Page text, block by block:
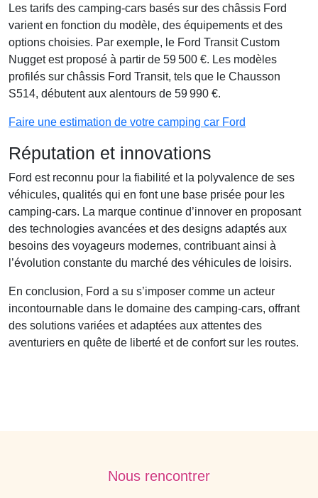
Les tarifs des camping-cars basés sur des châssis Ford
varient en fonction du modèle, des équipements et des
options choisies. Par exemple, le Ford Transit Custom
Nugget est proposé à partir de 59 500 €. Les modèles
profilés sur châssis Ford Transit, tels que le Chausson
S514, débutent aux alentours de 59 990 €.
Faire une estimation de votre camping car Ford
Réputation et innovations
Ford est reconnu pour la fiabilité et la polyvalence de ses
véhicules, qualités qui en font une base prisée pour les
camping-cars. La marque continue d’innover en proposant
des technologies avancées et des designs adaptés aux
besoins des voyageurs modernes, contribuant ainsi à
l’évolution constante du marché des véhicules de loisirs.
En conclusion, Ford a su s’imposer comme un acteur
incontournable dans le domaine des camping-cars, offrant
des solutions variées et adaptées aux attentes des
aventuriers en quête de liberté et de confort sur les routes.
Nous rencontrer